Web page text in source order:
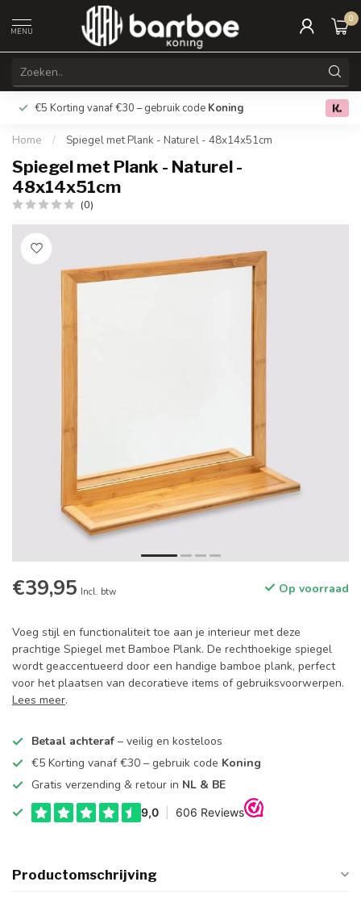
MENU
0
€5 Korting vanaf €30 – gebruik code Koning Gratis
Home / Spiegel met Plank - Naturel - 48x14x51cm
Spiegel met Plank - Naturel -
48x14x51cm
(0)
€39,95 Incl. btw Op voorraad
Voeg stijl en functionaliteit toe aan je interieur met deze
prachtige Spiegel met Bamboe Plank. De rechthoekige spiegel
wordt geaccentueerd door een handige bamboe plank, perfect
voor het plaatsen van decoratieve items of gebruiksvoorwerpen.
Lees meer.
Betaal achteraf – veilig en kosteloos
€5 Korting vanaf €30 – gebruik code Koning
Gratis verzending & retour in NL & BE
Productomschrijving